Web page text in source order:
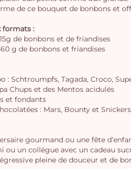
de ce bouquet de bonbons et
formats :
de bonbons et de friandises
g de bonbons et friandises
: Schtroumpfs, Tagada, Croco,
Chups et des Mentos acidulés
et fondants
: Mars, Bounty et Snickers
gourmand ou une fête
ou un collègue avec un cadeau
pleine de douceur et de